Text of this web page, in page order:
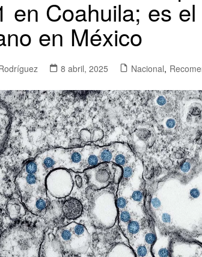
en Coahuila; es
en México
8 abril, 2025 Nacional,